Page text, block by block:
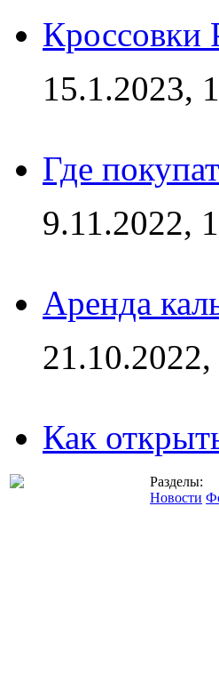
Кроссовки
15.1.2023,
Где
9.11.2022,
Аренда
Как
Разделы:
Новости